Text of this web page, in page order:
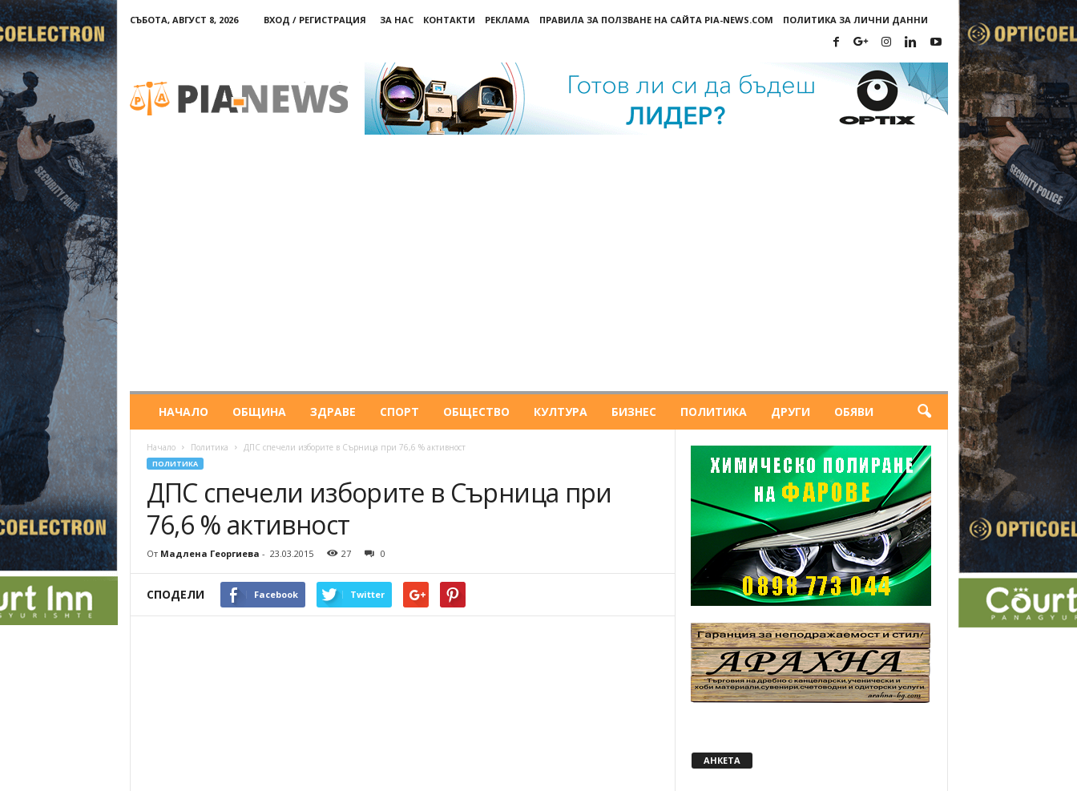
СЪБОТА, АВГУСТ 8, 2026 ВХОД / РЕГИСТРАЦИЯ ЗА НАС КОНТАКТИ РЕКЛАМА ПРАВИЛА ЗА ПОЛЗВАНЕ НА САЙТА PIA-NEWS.COM ПОЛИТИКА ЗА ЛИЧНИ ДАННИ
НАЧАЛО ОБЩИНА ЗДРАВЕ СПОРТ ОБЩЕСТВО КУЛТУРА БИЗНЕС ПОЛИТИКА ДРУГИ ОБЯВИ
Начало Политика ДПС спечели изборите в Сърница при 76,6 % активност
ПОЛИТИКА
ДПС спечели изборите в Сърница при
76,6 % активност
От Мадлена Георгиева - 23.03.2015 27 0
СПОДЕЛИ Facebook Twitter
АНКЕТА